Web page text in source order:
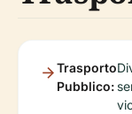
Trasporto
Pubblico: